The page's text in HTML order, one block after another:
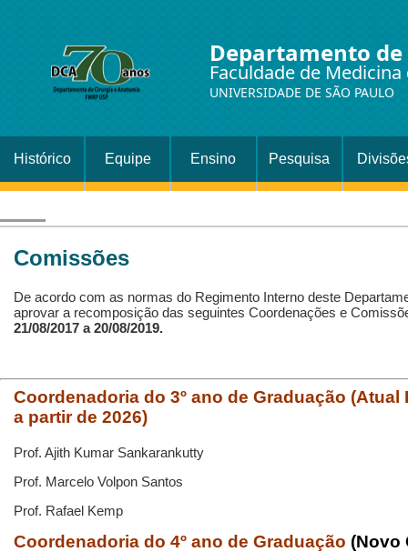
Departamento
Faculdade de
UNIVERSIDADE DE SÃO PAULO
Histórico Equipe Ensino Pesquisa
Comissões
De acordo com as normas do Regimento Interno deste
aprovar a recomposição das seguintes Coordenações e
21/08/2017 a 20/08/2019.
Coordenadoria do 3º ano de Graduação (Atual
a partir de 2026)
Prof. Ajith Kumar Sankarankutty
Prof. Marcelo Volpon Santos
Prof. Rafael Kemp
Coordenadoria do 4º ano de Graduação (Novo